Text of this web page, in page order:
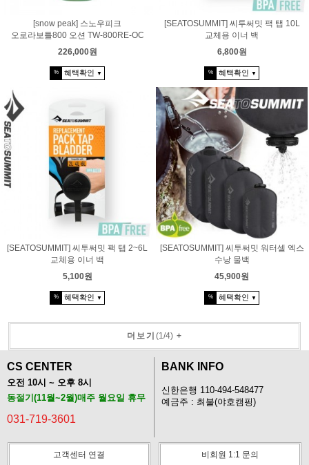
[snow peak] 스노우피크
오로라보틀800 오션 TW-800RE-OC
226,000원
% 혜택확인 ▼
[SEATOSUMMIT] 씨투써밋 팩 탭 10L
교체용 이너 백
6,800원
% 혜택확인 ▼
[SEATOSUMMIT] 씨투써밋 팩 탭 2~6L
교체용 이너 백
5,100원
% 혜택확인 ▼
[SEATOSUMMIT] 씨투써밋 워터셀 엑스
수낭 물백
45,900원
% 혜택확인 ▼
더보기 (1/4)+
CS CENTER
오전 10시 ~ 오후 8시
동절기(11월~2월)매주 월요일 휴무
031-719-3601
BANK INFO
신한은행 110-494-548477
예금주 : 최불(야호캠핑)
고객센터 연결 비회원 1:1 문의